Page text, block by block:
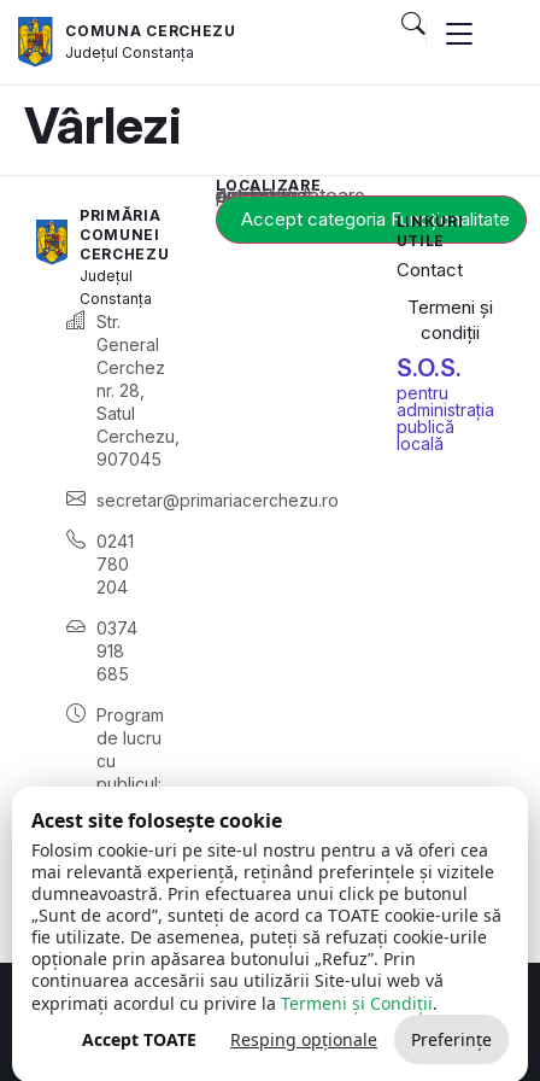
COMUNA CERCHEZU
JudețulConstanța
Vârlezi
PRIMĂRIA
COMUNEI
CERCHEZU
Județul
Constanța
Str.
General
Cerchez
nr. 28,
Satul
Cerchezu,
907045
secretar@primariacerchezu.ro
0241
780
204
0374
918
685
Program
de lucru
cu
publicul:
08:00 -
16:30
, vineri:
08:00 -
14:00
LOCALIZARE
Acest conținut este blocat până când acceptați categoria corespunzătoare de cookie-uri.
Accept categoria Funcționalitate
LINKURI
UTILE
Contact
Termeni și
condiții
S.O.S.
pentru
administrația
publică
locală
Comuna Cerchezu © 2026Toate drepturile rezervate
Concept realizat de Big Media Relații Publice SRL
Acest site folosește cookie
Folosim cookie-uri pe site-ul nostru pentru a vă oferi cea
mai relevantă experiență, reținând preferințele și vizitele
dumneavoastră. Prin efectuarea unui click pe butonul
„Sunt de acord”, sunteți de acord ca TOATE cookie-urile să
fie utilizate. De asemenea, puteți să refuzați cookie-urile
opționale prin apăsarea butonului „Refuz”. Prin
continuarea accesării sau utilizării Site-ului web vă
exprimați acordul cu privire la Termeni și Condiții.
Accept TOATE
Resping opționale Preferințe